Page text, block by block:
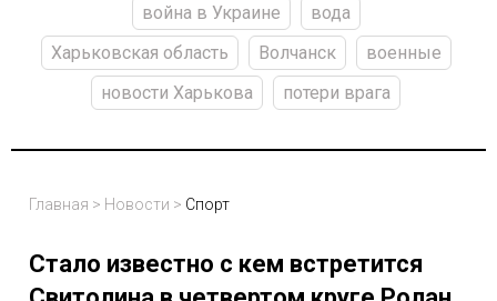
война в Украине
вода
Харьковская область
Волчанск
военные
новости Харькова
потери врага
Главная > Новости > Спорт
Стало известно с кем встретится